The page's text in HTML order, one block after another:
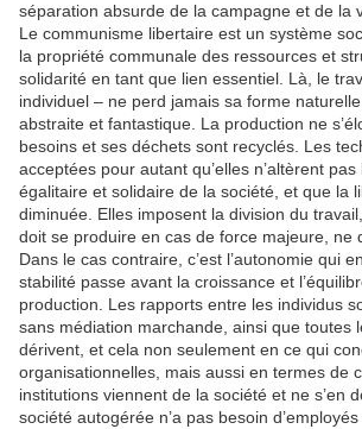
séparation absurde de la campagne et de la
Le communisme libertaire est un système
la propriété communale des ressources et
solidarité en tant que lien essentiel. Là, le
individuel – ne perd jamais sa forme
abstraite et fantastique. La production ne
besoins et ses déchets sont recyclés. Les
acceptées pour autant qu’elles n’altèrent
égalitaire et solidaire de la société, et que la
diminuée. Elles imposent la division du
doit se produire en cas de force majeure, ne
Dans le cas contraire, c’est l’autonomie qui
stabilité passe avant la croissance et
production. Les rapports entre les individus
sans médiation marchande, ainsi que toutes
dérivent, et cela non seulement en ce qui
organisationnelles, mais aussi en termes de
institutions viennent de la société et ne s’en
société autogérée n’a pas besoin